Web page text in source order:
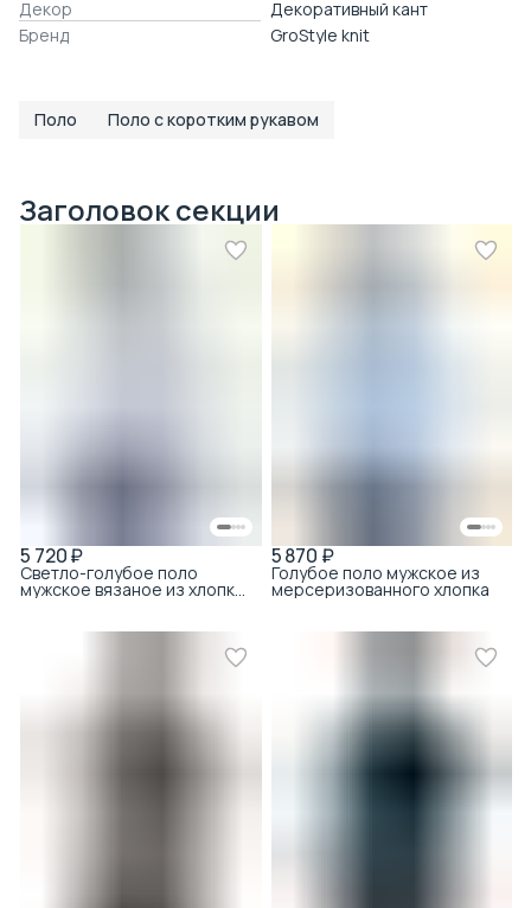
Декор
Декоративный кант
Бренд
GroStyle knit
Поло Поло с коротким рукавом
Заголовок секции
5 720 ₽
Светло-голубое поло
мужское вязаное из хлопка
с вискозой
5 870 ₽
Голубое поло мужское из
мерсеризованного хлопка